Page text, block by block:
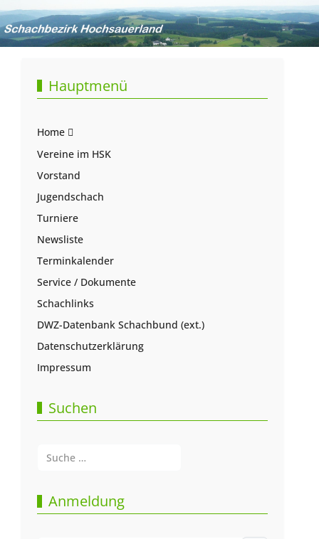
Hauptmenü
Home
Vereine im HSK
Vorstand
Jugendschach
Turniere
Newsliste
Terminkalender
Service / Dokumente
Schachlinks
DWZ-Datenbank Schachbund (ext.)
Datenschutzerklärung
Impressum
Suchen
Anmeldung